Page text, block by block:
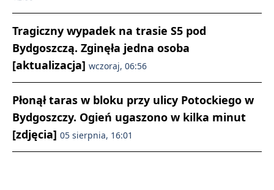
Tragiczny wypadek na trasie S5 pod
Bydgoszczą. Zginęła jedna osoba
[aktualizacja] wczoraj, 06:56
Płonął taras w bloku przy ulicy Potockiego w
Bydgoszczy. Ogień ugaszono w kilka minut
[zdjęcia] 05 sierpnia, 16:01